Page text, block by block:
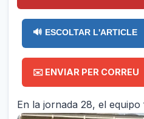
🔊 ESCOLTAR L'ARTICLE
✉️ ENVIAR PER CORREU
En la jornada 28, el